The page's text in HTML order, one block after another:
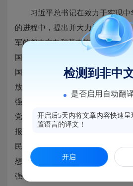
习近平总书记在致力于实现中
的进程中，提出并大力推进强军
军的努力方向和基本构想：“建设
国家安全和发展利益相适应的巩
国现代化建设的战略任务。”在十
放军代表团全体会议上，习近平
强军目标，也可以说是强军梦的本
党指挥、能打胜仗、作风优良”的
报告中，习近平总书记特别指出：
民军队的一系列根本原则和制度
想在国防和军队建设中的指导地
强军、科技兴军、依法治军，更
检测到非中
是否启用自动翻
开启后5天内将文章内容快速
置语言的译文！
开启